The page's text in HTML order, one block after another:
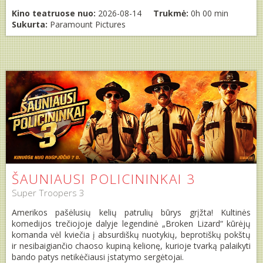
Kino teatruose nuo: 2026-08-14 Trukmė: 0h 00 min
Sukurta: Paramount Pictures
ŠAUNIAUSI POLICININKAI 3
Super Troopers 3
Amerikos pašėlusių kelių patrulių būrys grįžta! Kultinės
komedijos trečiojoje dalyje legendinė „Broken Lizard“ kūrėjų
komanda vėl kviečia į absurdiškų nuotykių, beprotiškų pokštų
ir nesibaigiančio chaoso kupiną kelionę, kurioje tvarką palaikyti
bando patys netikėčiausi įstatymo sergėtojai.